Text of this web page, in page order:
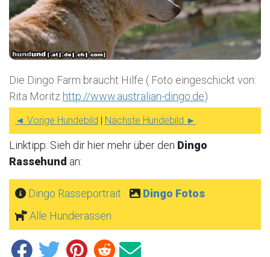
Die Dingo Farm braucht Hilfe ( Foto eingeschickt von:
Rita Moritz http://www.australian-dingo.de)
◄ Vorige Hundebild | Nächste Hundebild ►
Linktipp: Sieh dir hier mehr über den Dingo
Rassehund an:
Dingo Rasseportrait
Dingo Fotos
Alle Hunderassen